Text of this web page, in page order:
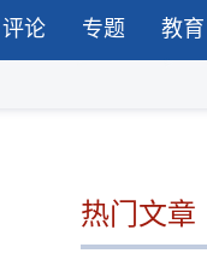
评论 专题 教育
热门文章